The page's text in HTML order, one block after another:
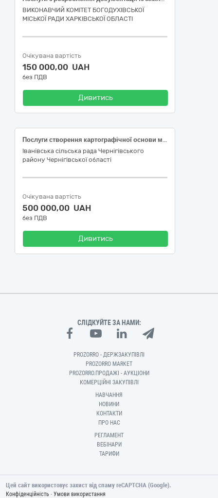
ВИКОНАВЧИЙ КОМІТЕТ БОГОДУХІВСЬКОЇ
МІСЬКОЇ РАДИ ХАРКІВСЬКОЇ ОБЛАСТІ
Очікувана вартість
150 000,00 UAH
без ПДВ
Дивитись
Послуги створення картографічної основи масштабу 1:2000 для території населених пунктів Іванівської сільської територіальної громади Чернігівського району Чернігівської області для розроблення містобудівної документації (Код за ЄЗС ДК 021:2015 71350000-6: Науково-технічні послуги в галузі інженерії)
Іванівська сільська рада Чернігівського
району Чернігівської області
Очікувана вартість
500 000,00 UAH
без ПДВ
Дивитись
СЛІДКУЙТЕ ЗА НАМИ:
PROZORRO - ДЕРЖЗАКУПІВЛІ
PROZORRO MARKET
PROZORRO.ПРОДАЖІ - АУКЦІОНИ
КОМЕРЦІЙНІ ЗАКУПІВЛІ
НАВЧАННЯ
НОВИНИ
КОНТАКТИ
ПРО НАС
РЕГЛАМЕНТ
ВЕБІНАРИ
ТАРИФИ
Цей сайт використовує захист від спаму reCAPTCHA (Google).
Конфіденційність - Умови використання